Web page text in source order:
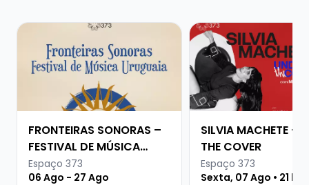
Veja mais sobre FRONTEIRAS SONORAS – FESTIVAL
FRONTEIRAS SONORAS –
FESTIVAL DE MÚSICA
URUGUAIA
Espaço 373
06 Ago - 27 Ago
Veja mais sobre
SILVIA MACHETE -
THE COVER
Espaço 373
Sexta, 07 Ago • 21